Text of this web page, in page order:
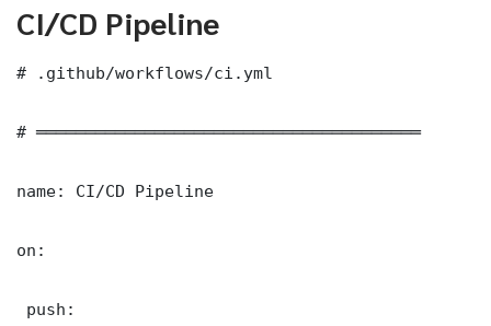
CI/CD Pipeline
# .github/workflows/ci.yml
# ═══════════════════════════════════════
name: CI/CD Pipeline
on:
push: